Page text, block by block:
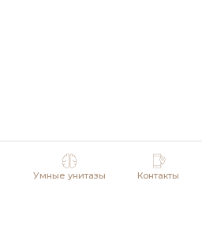
Умные унитазы Контакты